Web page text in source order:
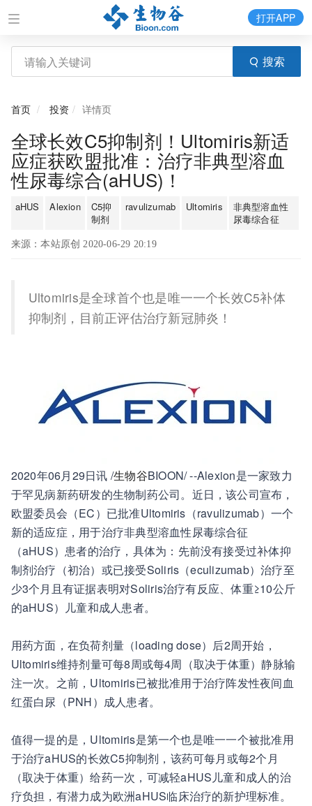
搜索
打开APP
首页 投资 详情页
全球长效C5抑制剂！Ultomiris新适
应症获欧盟批准：治疗非典型溶血
性尿毒综合(aHUS)！
aHUS Alexion
C5抑
制剂
ravulizumab Ultomiris
非典型溶血性
尿毒综合征
来源：本站原创 2020-06-29 20:19
Ultomiris是全球首个也是唯一一个长效C5补体
抑制剂，目前正评估治疗新冠肺炎！
2020年06月29日讯 /生物谷BIOON/ --Alexion是一家致力
于罕见病新药研发的生物制药公司。近日，该公司宣布，
欧盟委员会（EC）已批准Ultomiris（ravulizumab）一个
新的适应症，用于治疗非典型溶血性尿毒综合征
（aHUS）患者的治疗，具体为：先前没有接受过补体抑
制剂治疗（初治）或已接受Soliris（eculizumab）治疗至
少3个月且有证据表明对Soliris治疗有反应、体重≥10公斤
的aHUS）儿童和成人患者。
用药方面，在负荷剂量（loading dose）后2周开始，
Ultomiris维持剂量可每8周或每4周（取决于体重）静脉输
注一次。之前，Ultomiris已被批准用于治疗阵发性夜间血
红蛋白尿（PNH）成人患者。
值得一提的是，Ultomiris是第一个也是唯一一个被批准用
于治疗aHUS的长效C5抑制剂，该药可每月或每2个月
（取决于体重）给药一次，可减轻aHUS儿童和成人的治
疗负担，有潜力成为欧洲aHUS临床治疗的新护理标准。